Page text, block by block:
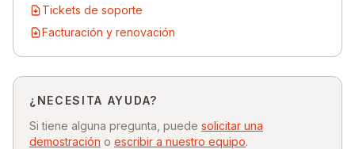
Tickets de soporte
Facturación y renovación
¿NECESITA AYUDA?
Si tiene alguna pregunta, puede solicitar una
demostración o escribir a nuestro equipo.